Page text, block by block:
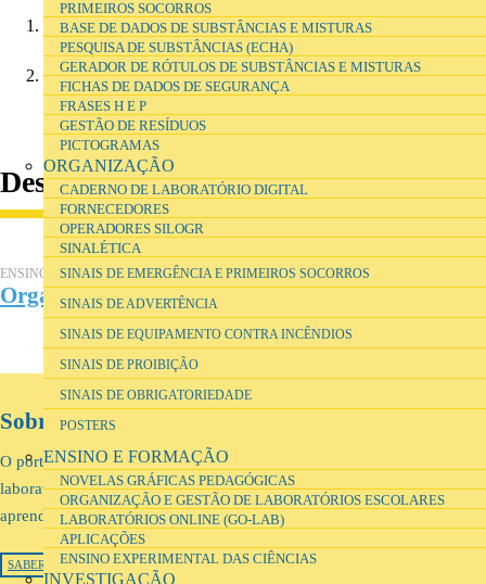
PRIMEIROS SOCORROS
BASE DE DADOS DE SUBSTÂNCIAS E MISTURAS
PESQUISA DE SUBSTÂNCIAS (ECHA)
GERADOR DE RÓTULOS DE SUBSTÂNCIAS E MISTURAS
FICHAS DE DADOS DE SEGURANÇA
FRASES H E P
GESTÃO DE RESÍDUOS
PICTOGRAMAS
ORGANIZAÇÃO
CADERNO DE LABORATÓRIO DIGITAL
FORNECEDORES
OPERADORES SILOGR
SINALÉTICA
SINAIS DE EMERGÊNCIA E PRIMEIROS SOCORROS
SINAIS DE ADVERTÊNCIA
SINAIS DE EQUIPAMENTO CONTRA INCÊNDIOS
SINAIS DE PROIBIÇÃO
SINAIS DE OBRIGATORIEDADE
POSTERS
ENSINO E FORMAÇÃO
NOVELAS GRÁFICAS PEDAGÓGICAS
ORGANIZAÇÃO E GESTÃO DE LABORATÓRIOS ESCOLARES
LABORATÓRIOS ONLINE (GO-LAB)
APLICAÇÕES
ENSINO EXPERIMENTAL DAS CIÊNCIAS
INVESTIGAÇÃO
Não é recolhida qualquer informação dos utilizadores deste site e
esta não é divulgada por qualquer meio.
No acesso ao site, é enviada uma cookie para o computador do
utilizador, que não guarda qualquer informação pessoal,
servindo apenas para o acesso ao site.
Destaque
ENSINO E FORMAÇÃO
Organização e gestão de laboratórios escolares
Sobre os Laboratórios Escolares
O portal LABES tem como principal missão apoiar os utilizadores dos
laboratórios escolares nas tarefas diárias relacionadas com o ensino e
aprendizagem das ciências.
SABER MAIS TERMOS DE UTILIZAÇÃO